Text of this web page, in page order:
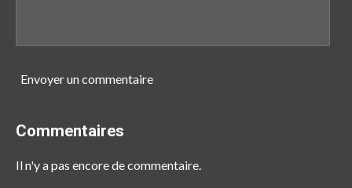
Envoyer un commentaire
Commentaires
Il n'y a pas encore de commentaire.